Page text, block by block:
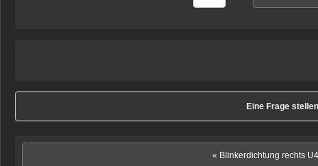
Eine Frage
« Blinkerdichtung rechts